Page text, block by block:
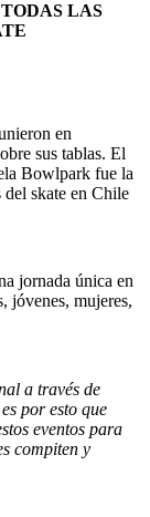
LAS
en
sus tablas. El
Bowlpark fue la
del skate en Chile
jornada única en
jóvenes, mujeres,
a través de
por esto que
eventos para
compiten y